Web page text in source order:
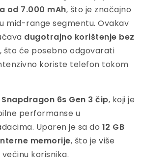
od 7.000 mAh, što je značajno
mid-range segmentu. Ovakav
dugotrajno korištenje bez
, što će posebno odgovarati
koriste telefon tokom
Snapdragon 6s Gen 3 čip, koji je
performanse u
Uparen je sa do 12 GB
memorije, što je više
korisnika.